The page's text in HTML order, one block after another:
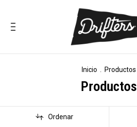
Inicio Productos
Productos
Ordenar